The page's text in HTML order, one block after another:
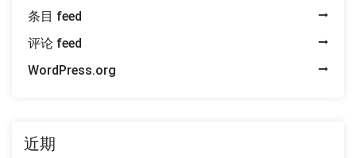
条目 feed
评论 feed
WordPress.org
近期